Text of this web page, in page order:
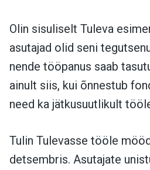
Olin sisuliselt Tuleva
asutajad olid seni
nende tööpanus saab
ainult siis, kui õnnestub
need ka jätkusuutlikult
Tulin Tulevasse tööle
detsembris. Asutajate